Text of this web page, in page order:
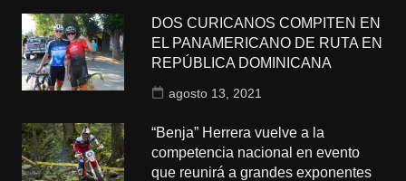
DOS CURICANOS COMPITEN EN
EL PANAMERICANO DE RUTA EN
REPÚBLICA DOMINICANA
agosto 13, 2021
“Benja” Herrera vuelve a la
competencia nacional en evento
que reunirá a grandes exponentes